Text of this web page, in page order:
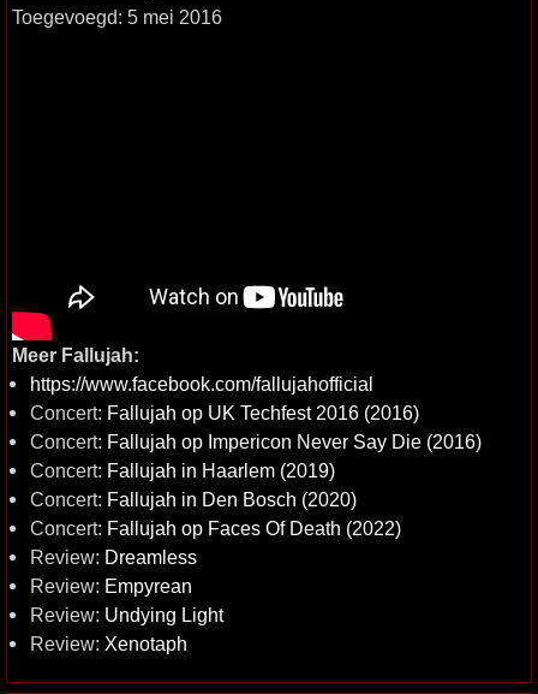
Toegevoegd: 5 mei 2016
Meer Fallujah:
https://www.facebook.com/fallujahofficial
Concert: Fallujah op UK Techfest 2016 (2016)
Concert: Fallujah op Impericon Never Say Die (2016)
Concert: Fallujah in Haarlem (2019)
Concert: Fallujah in Den Bosch (2020)
Concert: Fallujah op Faces Of Death (2022)
Review: Dreamless
Review: Empyrean
Review: Undying Light
Review: Xenotaph